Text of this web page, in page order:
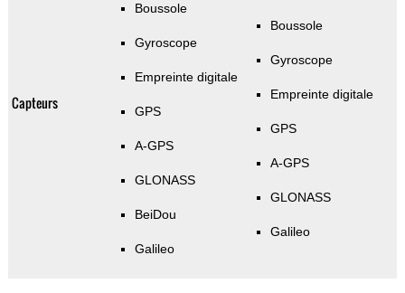
Capteurs
Boussole
Gyroscope
Empreinte digitale
GPS
A-GPS
GLONASS
BeiDou
Galileo
Boussole
Gyroscope
Empreinte digitale
GPS
A-GPS
GLONASS
Galileo